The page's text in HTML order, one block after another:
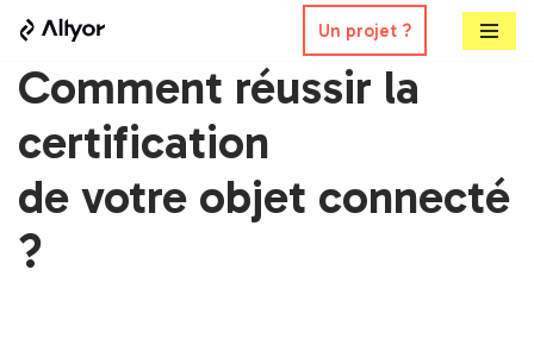
Aller
au
contenu
Un projet ?
Comment réussir la
certification
de votre objet connecté
?